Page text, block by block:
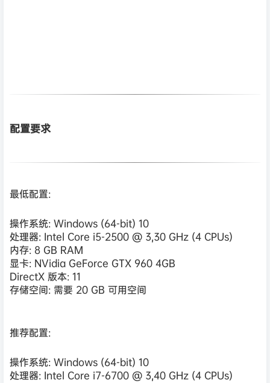
配置要求
最低配置:
操作系统: Windows (64-bit) 10
处理器: Intel Core i5-2500 @ 3,30 GHz (4 CPUs)
内存: 8 GB RAM
显卡: NVidia GeForce GTX 960 4GB
DirectX 版本: 11
存储空间: 需要 20 GB 可用空间
推荐配置:
操作系统: Windows (64-bit) 10
处理器: Intel Core i7-6700 @ 3,40 GHz (4 CPUs)